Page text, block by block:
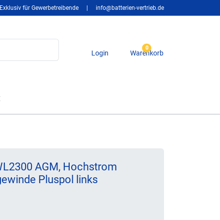
Exklusiv für Gewerbetreibende info@batterien-vertrieb.de
Login
0
Warenkorb
AGM, Hochstrom
Pluspol links